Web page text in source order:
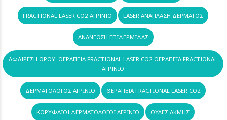
FRACTIONAL LASER CO2 ΑΓΡΊΝΙΟ LASER ΑΝΆΠΛΑΣΗ ΔΈΡΜΑΤΟΣ
ΑΝΑΝΈΩΣΗ ΕΠΙΔΕΡΜΊΔΑΣ
ΑΦΑΊΡΕΣΗ ΌΡΟΥ: ΘΕΡΑΠΕΊΑ FRACTIONAL LASER CO2 ΘΕΡΑΠΕΊΑ FRACTIONAL
ΑΓΡΊΝΙΟ
ΔΕΡΜΑΤΟΛΟΓΟΣ ΑΓΡΊΝΙΟ ΘΕΡΑΠΕΊΑ FRACTIONAL LASER CO2
ΚΟΡΥΦΑΊΟΙ ΔΕΡΜΑΤΟΛΌΓΟΙ ΑΓΡΊΝΙΟ ΟΥΛΈΣ ΑΚΜΉΣ